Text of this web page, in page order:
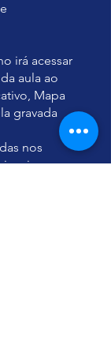
irá acessar
aula ao
Mapa
gravada
nos